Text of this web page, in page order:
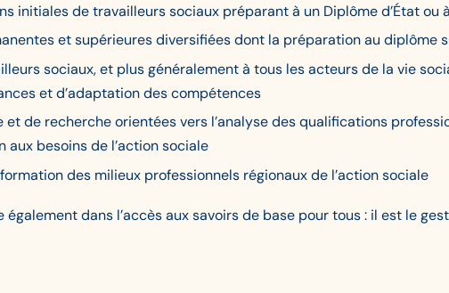
initiales de travailleurs sociaux préparant à un Diplôme d’État
et supérieures diversifiées dont la préparation au diplôme
sociaux, et plus généralement à tous les acteurs de la vie
et d’adaptation des compétences
et de recherche orientées vers l’analyse des qualifications
besoins de l’action sociale
des milieux professionnels régionaux de l’action sociale
également dans l’accès aux savoirs de base pour tous : il est le